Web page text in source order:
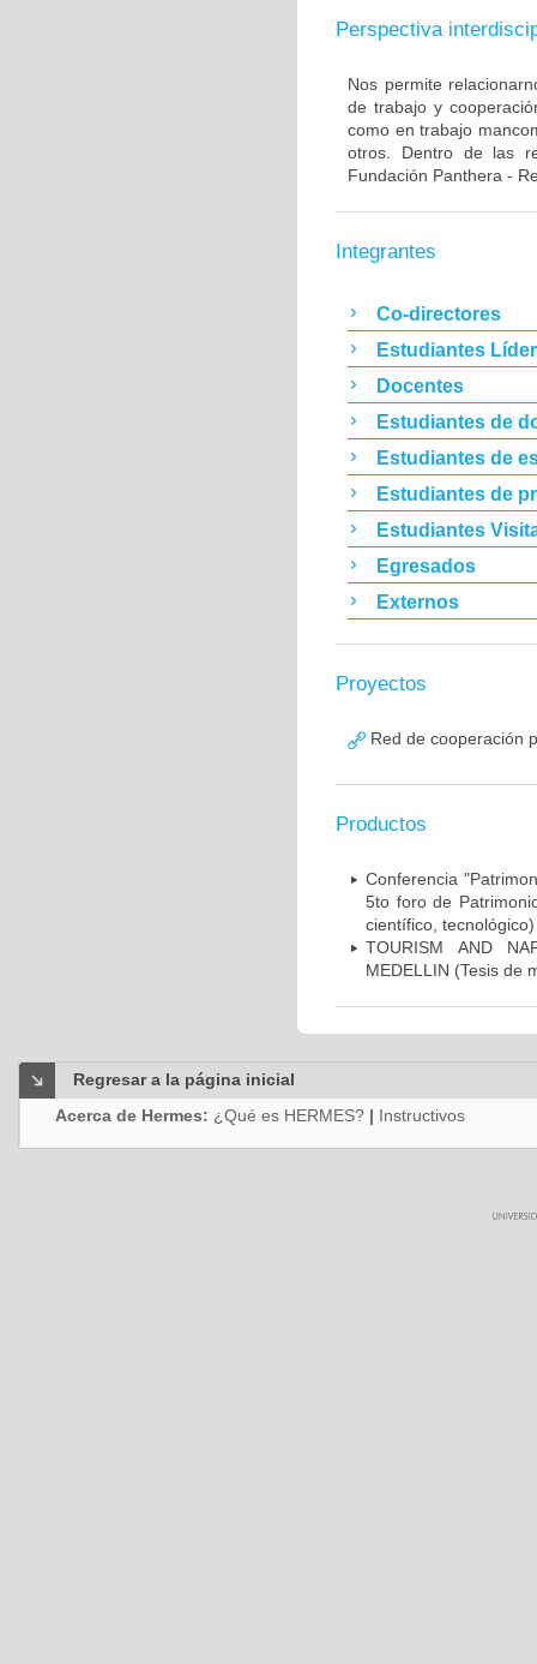
Perspectiva
Nos permite
de trabajo y
como en trabajo
otros. Dentro de las
Fundación Panthera -
Integrantes
Co-directores
Estudiantes
Docentes
Estudiantes de
Estudiantes de
Estudiantes de
Estudiantes
Egresados
Externos
Proyectos
Red de cooperación
Productos
Conferencia
5to foro de
científico, tecnológico)
TOURISM AND
MEDELLIN (Tesis de
Regresar a la página inicial
Acerca de Hermes: ¿Qué es HERMES? | Instructivos